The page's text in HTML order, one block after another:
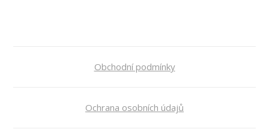
Obchodní podmínky
Ochrana osobních údajů